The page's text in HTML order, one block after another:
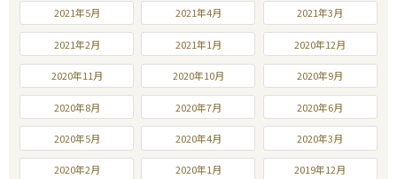
2021年5月 2021年4月 2021年3月
2021年2月 2021年1月 2020年12月
2020年11月 2020年10月 2020年9月
2020年8月 2020年7月 2020年6月
2020年5月 2020年4月 2020年3月
2020年2月 2020年1月 2019年12月